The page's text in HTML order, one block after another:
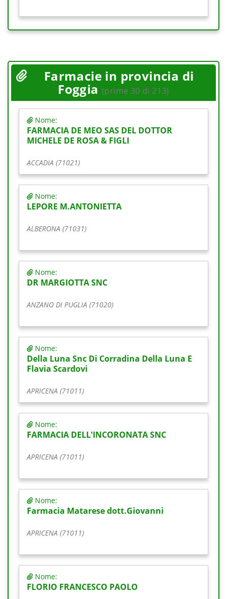
Farmacie in provincia di
Foggia (prime 30 di 213)
Nome:
FARMACIA DE MEO SAS DEL DOTTOR
MICHELE DE ROSA & FIGLI
ACCADIA (71021)
Nome:
LEPORE M.ANTONIETTA
ALBERONA (71031)
Nome:
DR MARGIOTTA SNC
ANZANO DI PUGLIA (71020)
Nome:
Della Luna Snc Di Corradina Della Luna E
Flavia Scardovi
APRICENA (71011)
Nome:
FARMACIA DELL'INCORONATA SNC
APRICENA (71011)
Nome:
Farmacia Matarese dott.Giovanni
APRICENA (71011)
Nome:
FLORIO FRANCESCO PAOLO